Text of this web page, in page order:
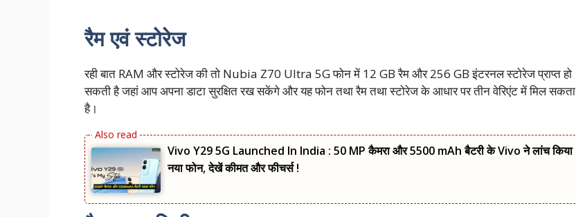
रैम एवं स्टोरेज
रही बात RAM और स्टोरेज की तो Nubia Z70 Ultra 5G फोन में 12 GB रैम और 256 GB इंटरनल स्टोरेज प्राप्त हो
सकती है जहां आप अपना डाटा सुरक्षित रख सकेंगे और यह फोन तथा रैम तथा स्टोरेज के आधार पर तीन वेरिएंट में मिल सकता
है।
Vivo Y29 5G Launched In India : 50 MP कैमरा और 5500 mAh बैटरी के Vivo ने लांच किया
नया फोन, देखें कीमत और फीचर्स !